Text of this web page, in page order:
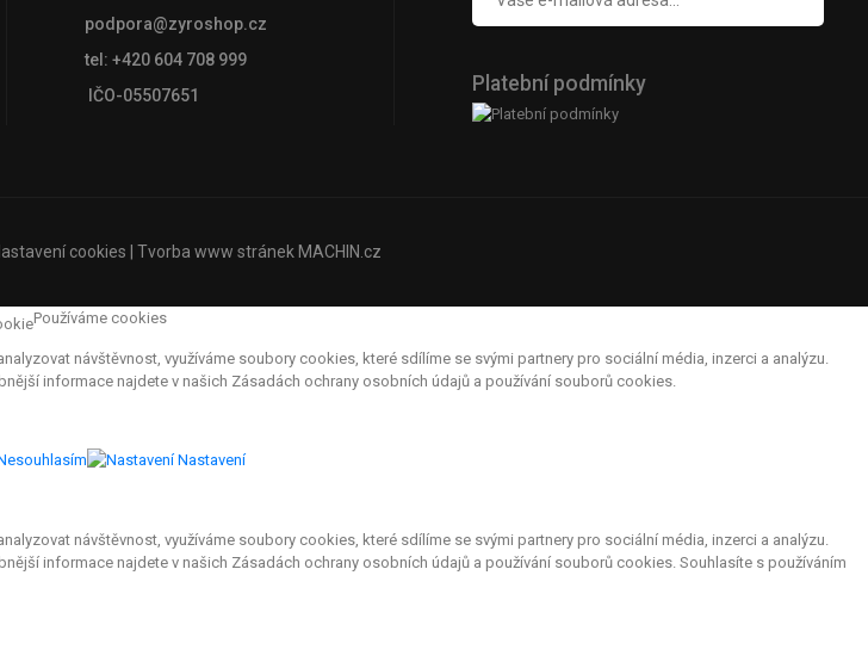
podpora@zyroshop.cz
tel: +420 604 708 999
IČO-05507651
Platební podmínky
cookies | Tvorba www stránek MACHIN.cz
Používáme cookies
návštěvnost, využíváme soubory cookies, které sdílíme se svými partnery pro sociální média, inzerci a analýzu.
informace najdete v našich Zásadách ochrany osobních údajů a používání souborů cookies.
Nastavení
návštěvnost, využíváme soubory cookies, které sdílíme se svými partnery pro sociální média, inzerci a analýzu.
informace najdete v našich Zásadách ochrany osobních údajů a používání souborů cookies. Souhlasíte s používáním